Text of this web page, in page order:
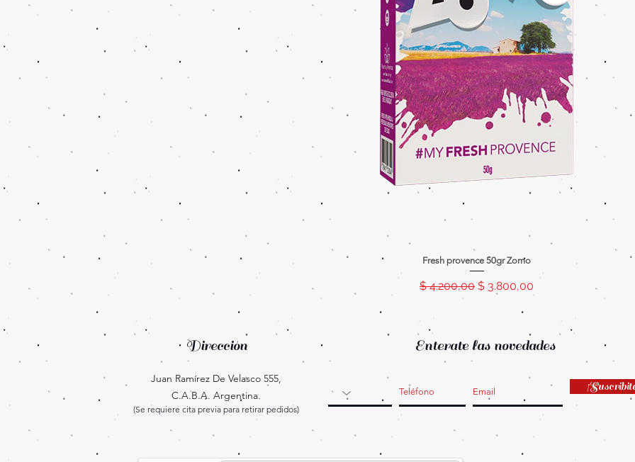
Fresh provence 50gr Zomo
Precio
$ 4.200,00 Precio de oferta
$ 3.800,00
Dirección
Juan Ramírez De Velasco 555,
C.A.B.A. Argentina.
(Se requiere cita previa para retirar pedidos)
Enterate las novedades